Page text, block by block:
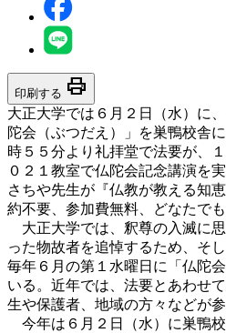
印刷する print
大正大学では６月２日（水）に
陀会（ぶつだえ）」を巣鴨校舎
時５５分より礼拝堂で法要が、
０２１教室で仏陀会記念講演を
さちや先生が『仏教が教える知
約不要、参加費無料、どなたでも
大正大学では、釈尊の入滅に
った物故者を追悼するため、そ
毎年６月の第１水曜日に「仏陀
いる。近年では、法要とあわせ
生や保護者、地域の方々などが参
今年は６月２日（水）に巣鴨